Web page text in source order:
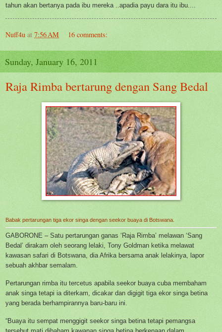
tahun akan bertanya pada ibu mereka ..apadia payu dara itu ibu....
Nuff4u at 7:56 AM 16 comments:
Sunday, January 16, 2011
Raja Rimba bertarung dengan Sang Bedal
Babak pertarungan tiga ekor singa dengan seekor buaya di Botswana.
GABORONE – Satu pertarungan ganas ‘Raja Rimba’ melawan ‘Sang
Bedal’ dirakam oleh seorang lelaki, Tony Goldman ketika melawat
kawasan safari di Botswana, dia Afrika bersama anak lelakinya, lapor
sebuah akhbar semalam.
Pertarungan rimba itu tercetus apabila seekor buaya cuba membaham
anak singa tetapi ia diterkam, dicakar dan digigit tiga ekor singa betina
yang berada berhampirannya baru-baru ini.
“Buaya itu sempat menggigit seekor singa betina tetapi pemangsa